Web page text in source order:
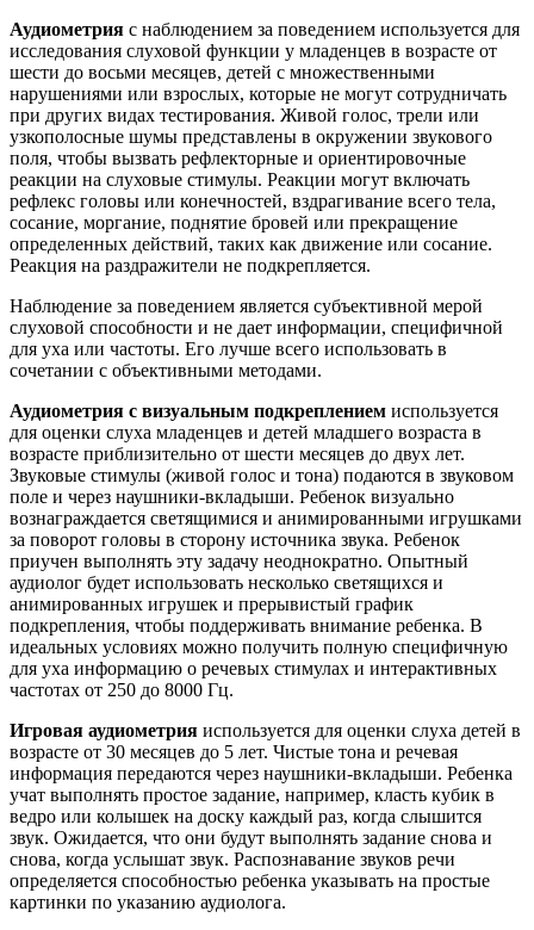
Аудиометрия с наблюдением за поведением используется для
исследования слуховой функции у младенцев в возрасте от
шести до восьми месяцев, детей с множественными
нарушениями или взрослых, которые не могут сотрудничать
при других видах тестирования. Живой голос, трели или
узкополосные шумы представлены в окружении звукового
поля, чтобы вызвать рефлекторные и ориентировочные
реакции на слуховые стимулы. Реакции могут включать
рефлекс головы или конечностей, вздрагивание всего тела,
сосание, моргание, поднятие бровей или прекращение
определенных действий, таких как движение или сосание.
Реакция на раздражители не подкрепляется.
Наблюдение за поведением является субъективной мерой
слуховой способности и не дает информации, специфичной
для уха или частоты. Его лучше всего использовать в
сочетании с объективными методами.
Аудиометрия с визуальным подкреплением используется
для оценки слуха младенцев и детей младшего возраста в
возрасте приблизительно от шести месяцев до двух лет.
Звуковые стимулы (живой голос и тона) подаются в звуковом
поле и через наушники-вкладыши. Ребенок визуально
вознаграждается светящимися и анимированными игрушками
за поворот головы в сторону источника звука. Ребенок
приучен выполнять эту задачу неоднократно. Опытный
аудиолог будет использовать несколько светящихся и
анимированных игрушек и прерывистый график
подкрепления, чтобы поддерживать внимание ребенка. В
идеальных условиях можно получить полную специфичную
для уха информацию о речевых стимулах и интерактивных
частотах от 250 до 8000 Гц.
Игровая аудиометрия используется для оценки слуха детей в
возрасте от 30 месяцев до 5 лет. Чистые тона и речевая
информация передаются через наушники-вкладыши. Ребенка
учат выполнять простое задание, например, класть кубик в
ведро или колышек на доску каждый раз, когда слышится
звук. Ожидается, что они будут выполнять задание снова и
снова, когда услышат звук. Распознавание звуков речи
определяется способностью ребенка указывать на простые
картинки по указанию аудиолога.